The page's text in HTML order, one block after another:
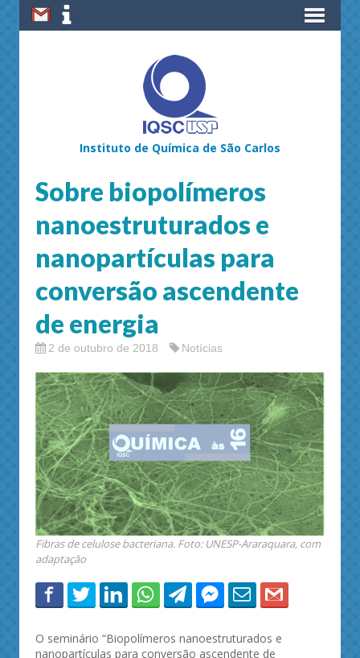
Instituto de Química de São Carlos
Sobre biopolímeros
nanoestruturados e
nanopartículas para
conversão ascendente
de energia
2 de outubro de 2018 Notícias
Fibras de celulose bacteriana. Foto: UNESP-Araraquara, com
adaptação
O seminário “Biopolímeros nanoestruturados e
nanopartículas para conversão ascendente de